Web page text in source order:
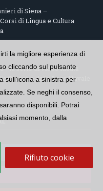
di Siena –
di Lingua e Cultura
la serie di video ideata
Crusca e dalla Lega Navale
la migliore esperienza di
cliccando sul pulsante
sull'icona a sinistra per
Se neghi il consenso,
disponibili. Potrai
momento, dalla
Rifiuto cookie